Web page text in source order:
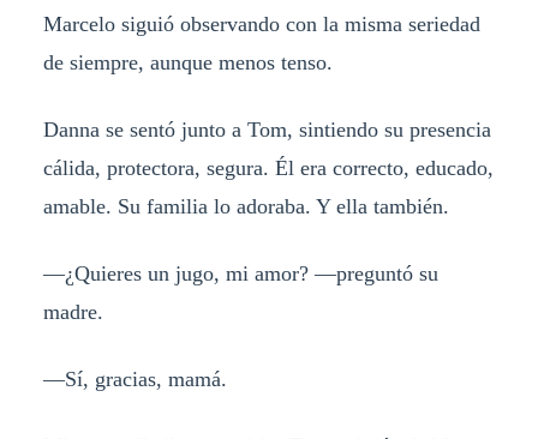
Marcelo siguió observando con la misma seriedad
de siempre, aunque menos tenso.
Danna se sentó junto a Tom, sintiendo su presencia
cálida, protectora, segura. Él era correcto, educado,
amable. Su familia lo adoraba. Y ella también.
—¿Quieres un jugo, mi amor? —preguntó su
madre.
—Sí, gracias, mamá.